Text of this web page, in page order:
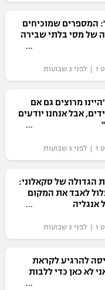
המספרים שמוכיחים
של מסי בלתי שבירה
מרוצים גם אם
אבל אנחנו יודעים
הגדולה של סקאלוני:
לאבד את המקום
אנגליה
להרגיע לקראת
לא כאן כדי ללבות